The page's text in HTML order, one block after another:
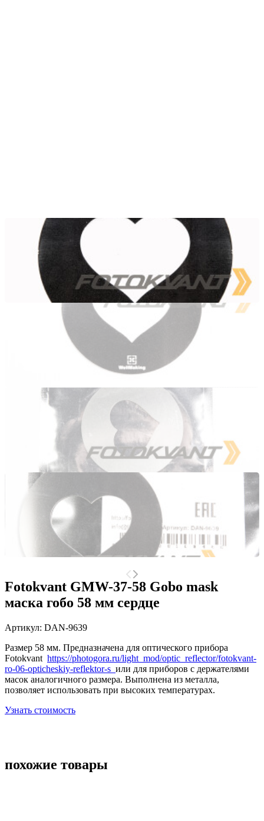
Fotokvant GMW-37-58 Gobo mask
маска гобо 58 мм сердце
Артикул: DAN-9639
Размер 58 мм. Предназначена для оптического прибора
Fotokvant https://photogora.ru/light_mod/optic_reflector/fotokvant-
ro-06-opticheskiy-reflektor-s или для приборов с держателями
масок аналогичного размера. Выполнена из металла,
позволяет использовать при высоких температурах.
Узнать стоимость
похожие товары